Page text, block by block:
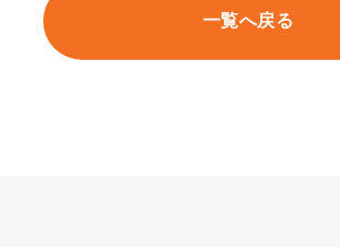
一覧へ戻る